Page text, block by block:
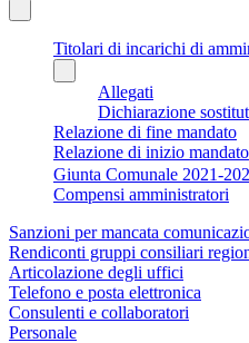
Titolari di incarichi di
Allegati
Dichiarazione
Relazione di fine mandato
Relazione di inizio mandato
Giunta Comunale 2021-
Compensi amministratori
Sanzioni per mancata
Rendiconti gruppi consiliari
Articolazione degli uffici
Telefono e posta elettronica
Consulenti e collaboratori
Personale